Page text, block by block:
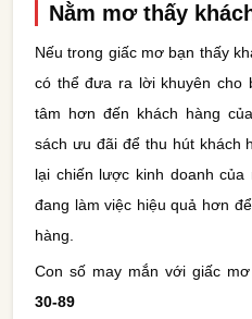
Nằm mơ thấy
Nếu trong giấc mơ bạn thấy
có thể đưa ra lời khuyên cho
tâm hơn đến khách hàng
sách ưu đãi để thu hút khách
lại chiến lược kinh doanh
đang làm việc hiệu quả hơn
hàng.
Con số may mắn với giấc
30-89